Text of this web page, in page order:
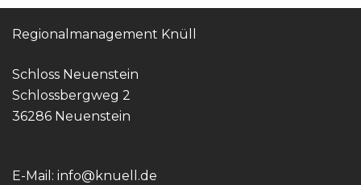
Regionalmanagement Knüll
Schloss Neuenstein
Schlossbergweg 2
36286 Neuenstein
E-Mail: info@knuell.de